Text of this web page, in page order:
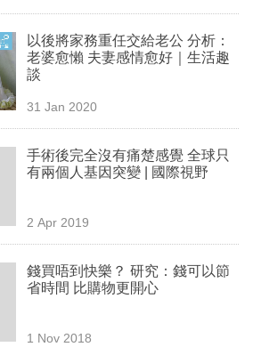
以後將家務重任交給老公 分析：
老婆愈懶 夫妻感情愈好｜生活趣
談
31 Jan 2020
手術後完全沒有痛楚感覺 全球只
有兩個人基因突變 | 國際視野
2 Apr 2019
錢買唔到快樂？ 研究：錢可以節
省時間 比購物更開心
1 Nov 2018